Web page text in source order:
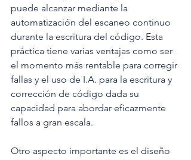
puede alcanzar mediante la
automatización del escaneo continuo
durante la escritura del código. Esta
práctica tiene varias ventajas como ser
el momento más rentable para corregir
fallas y el uso de I.A. para la escritura y
corrección de código dada su
capacidad para abordar eficazmente
fallos a gran escala.
Otro aspecto importante es el diseño